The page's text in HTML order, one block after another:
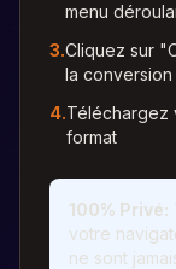
menu
3.Cliquez sur
la conversion
4.Téléchargez
format
100% Privé:
votre
ne sont